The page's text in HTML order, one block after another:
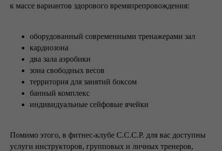
к массе вариантов здорового времяпрепровождения:
оборудованный современными тренажерами зал
кардиозона
два зала аэробики
зона свободных весов
территория для занятий боксом
банный комплекс
индивидуальные сейфовые ячейки
Помимо этого, в фитнес-клубе С.С.С.Р. для вас доступны
услуги инструкторов, групповых и личных тренеров,